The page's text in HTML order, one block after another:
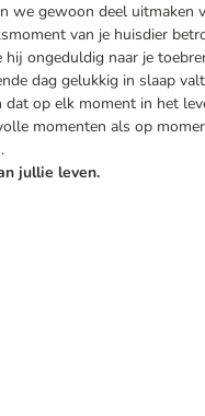
we gewoon deel uitmaken
van je huisdier
hij ongeduldig naar je
dag gelukkig in slaap
op elk moment in het
momenten als op
jullie leven.